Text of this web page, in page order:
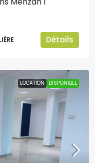
Détails
LOCATION DISPONIBLE